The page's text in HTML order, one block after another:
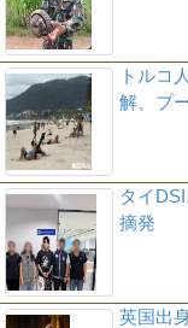
トルコ
解、プ
タイ
摘発
英国出